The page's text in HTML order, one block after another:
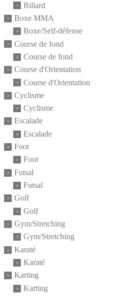
Billard
Boxe MMA
Boxe/Self-défense
Course de fond
Course de fond
Course d'Orientation
Course d'Orientation
Cyclisme
Cyclisme
Escalade
Escalade
Foot
Foot
Futsal
Futsal
Golf
Golf
Gym/Stretching
Gym/Stretching
Karaté
Karaté
Karting
Karting